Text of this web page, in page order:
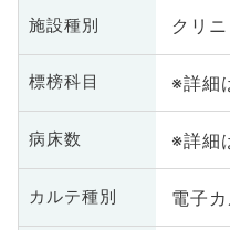
施設種別 クリ
標榜科目 ※詳細
病床数 ※詳細
カルテ種別 電子